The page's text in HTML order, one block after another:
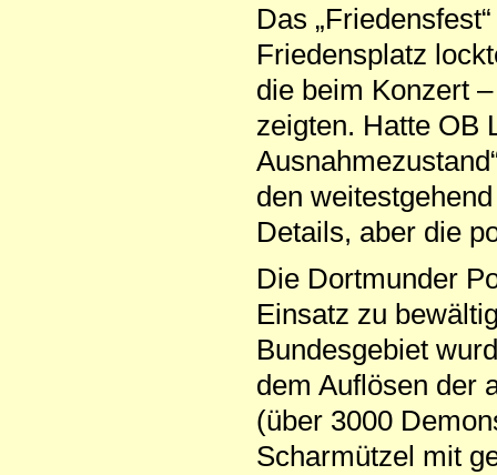
Das
Friedensplatz
die beim Konzert
zeigten. Hatte OB
den
Details, aber die
Die Dortmunder
Einsatz zu
Bundesgebiet
dem Auflösen der
(über 3000
Scharmützel mit